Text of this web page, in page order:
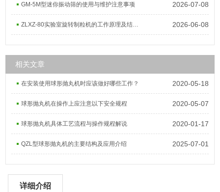
GM-5M型迷你振动筛的使用与维护注意事项 2026-07-08
ZLXZ-80实验室旋转制粒机的工作原理及结构组成 2026-06-08
相关文章
在安装使用球形抛丸机时应该做好哪些工作？ 2020-05-18
球形抛丸机在操作上应注意以下安全规程 2020-05-07
球形抛丸机具体工艺流程与操作规程解说 2020-01-17
QZL型球形抛丸机的主要结构及应用介绍 2025-07-01
详细介绍